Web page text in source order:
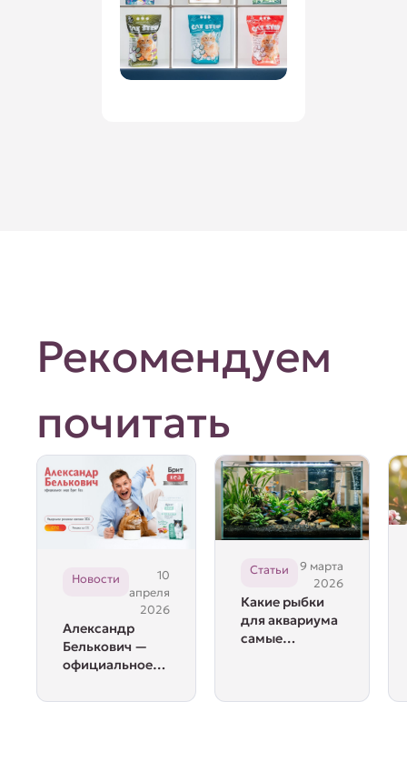
Рекомендуем
почитать
Новости
10
апреля
2026
Александр
Белькович —
официальное
Статьи
9 марта
2026
Какие рыбки
для аквариума
самые